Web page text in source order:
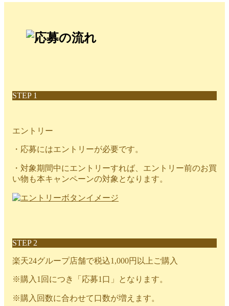
STEP 1
エントリー
・応募にはエントリーが必要です。
・対象期間中にエントリーすれば、エントリー前のお買
い物も本キャンペーンの対象となります。
STEP 2
楽天24グループ店舗で税込1,000円以上ご購入
※購入1回につき「応募1口」となります。
※購入回数に合わせて口数が増えます。